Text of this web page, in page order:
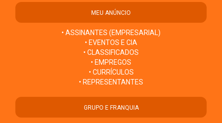
MEU ANÚNCIO
• ASSINANTES (EMPRESARIAL)
• EVENTOS E CIA
• CLASSIFICADOS
• EMPREGOS
• CURRÍCULOS
• REPRESENTANTES
GRUPO E FRANQUIA